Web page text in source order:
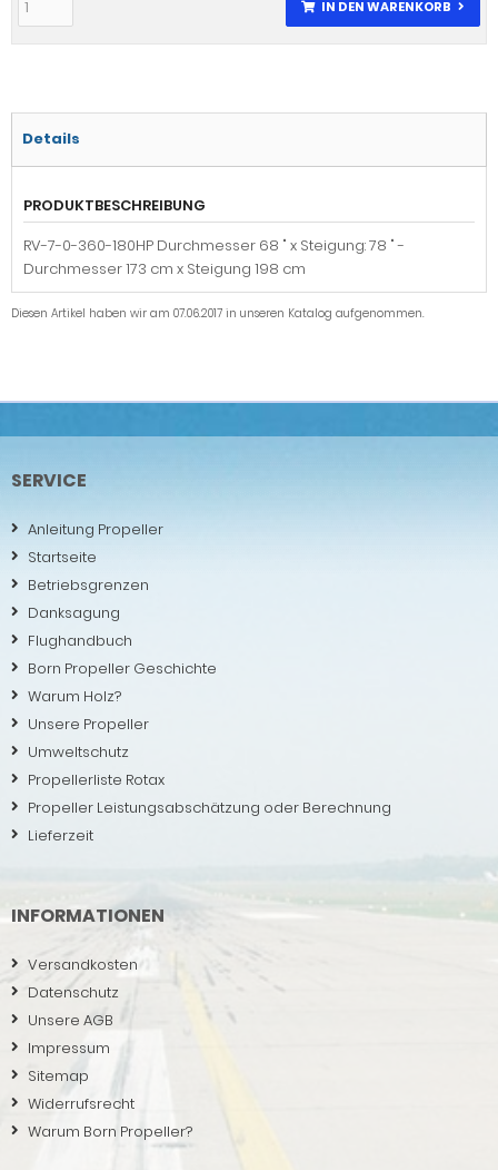
IN DEN WARENKORB
Details
PRODUKTBESCHREIBUNG
RV-7-0-360-180HP Durchmesser 68 " x Steigung: 78 " -
Durchmesser 173 cm x Steigung 198 cm
Diesen Artikel haben wir am 07.06.2017 in unseren Katalog aufgenommen.
SERVICE
Anleitung Propeller
Startseite
Betriebsgrenzen
Danksagung
Flughandbuch
Born Propeller Geschichte
Warum Holz?
Unsere Propeller
Umweltschutz
Propellerliste Rotax
Propeller Leistungsabschätzung oder Berechnung
Lieferzeit
INFORMATIONEN
Versandkosten
Datenschutz
Unsere AGB
Impressum
Sitemap
Widerrufsrecht
Warum Born Propeller?